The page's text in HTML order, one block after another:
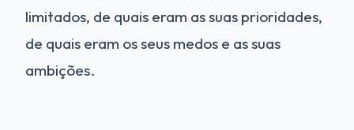
limitados, de quais eram as suas prioridades,
de quais eram os seus medos e as suas
ambições.